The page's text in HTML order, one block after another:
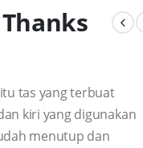
tas yang terbuat
kiri yang digunakan
menutup dan